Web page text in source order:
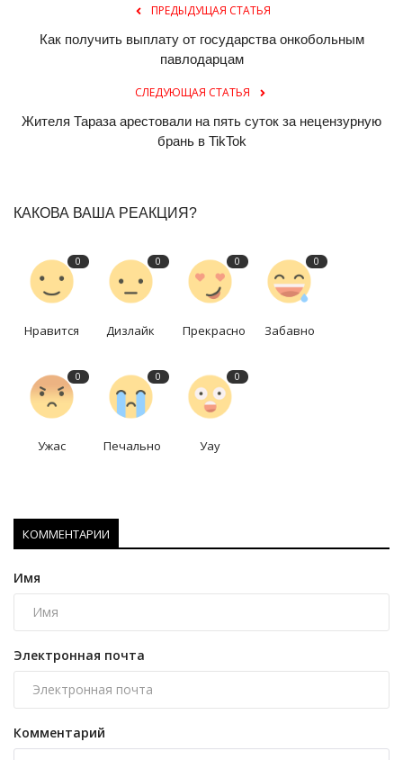
ПРЕДЫДУЩАЯ СТАТЬЯ
Как получить выплату от государства онкобольным
павлодарцам
СЛЕДУЮЩАЯ СТАТЬЯ
Жителя Тараза арестовали на пять суток за нецензурную
брань в TikTok
КАКОВА ВАША РЕАКЦИЯ?
0
Нравится
0
Дизлайк
0
Прекрасно
0
Забавно
0
Ужас
0
Печально
0
Уау
КОММЕНТАРИИ
Имя
Электронная почта
Комментарий